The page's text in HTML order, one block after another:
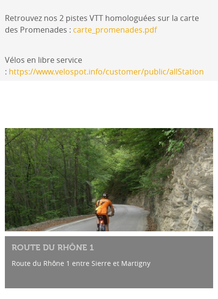
Retrouvez nos 2 pistes VTT homologuées sur la carte
des Promenades : carte_promenades.pdf
Vélos en libre service
: https://www.velospot.info/customer/public/allStation
ROUTE DU RHÔNE 1
Route du Rhône 1 entre Sierre et Martigny